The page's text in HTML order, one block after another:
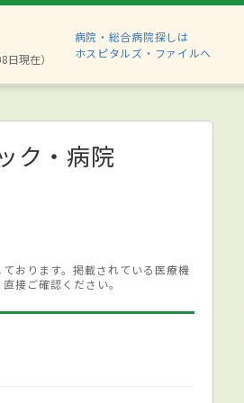
現在）
病院・総合病院探しは
ホスピタルズ・ファイルへ
ク・病院
おります。掲載されている医療機
接ご確認ください。